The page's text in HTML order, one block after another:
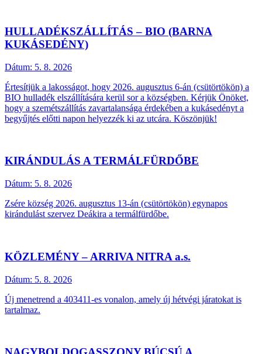
HULLADÉKSZÁLLÍTÁS – BIO (BARNA
KUKÁSEDÉNY)
Dátum: 5. 8. 2026
Értesítjük a lakosságot, hogy 2026. augusztus 6-án (csütörtökön) a
BIO hulladék elszállítására kerül sor a községben. Kérjük Önöket,
hogy a szemétszállítás zavartalansága érdekében a kukásedényt a
begyűjtés előtti napon helyezzék ki az utcára. Köszönjük!
KIRÁNDULÁS A TERMÁLFÜRDŐBE
Dátum: 5. 8. 2026
Zsére község 2026. augusztus 13-án (csütörtökön) egynapos
kirándulást szervez Deákira a termálfürdőbe.
KÖZLEMÉNY – ARRIVA NITRA a.s.
Dátum: 5. 8. 2026
Új menetrend a 403411-es vonalon, amely új hétvégi járatokat is
tartalmaz.